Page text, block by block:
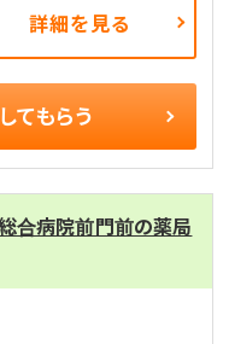
詳細を見る
てもらう
合病院前門前の薬局